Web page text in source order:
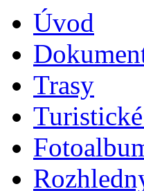
Úvod
Trasy